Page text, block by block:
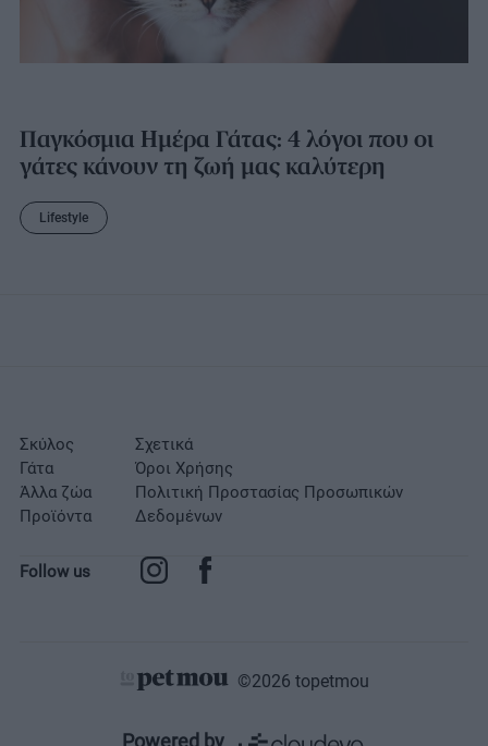
Παγκόσμια Ημέρα Γάτας: 4 λόγοι που οι
γάτες κάνουν τη ζωή μας καλύτερη
Lifestyle
Σκύλος
Γάτα
Άλλα ζώα
Προϊόντα
Σχετικά
Όροι Χρήσης
Πολιτική Προστασίας Προσωπικών
Δεδομένων
Follow us
©2026 topetmou
Powered by